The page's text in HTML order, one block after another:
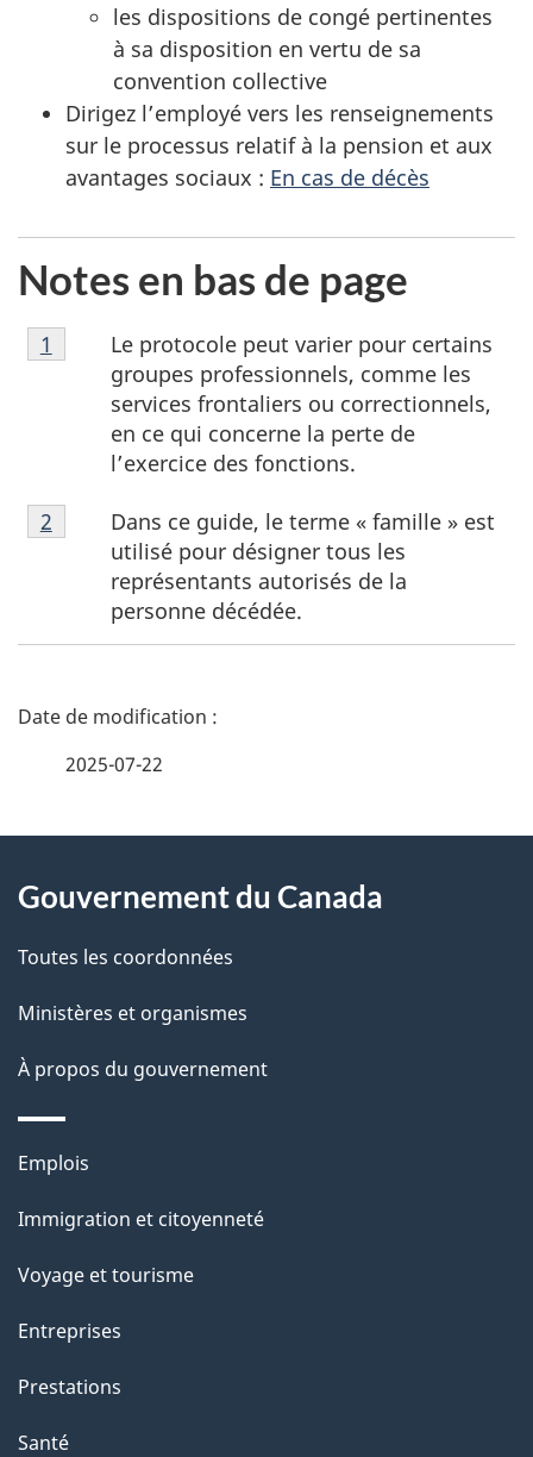
les dispositions de congé pertinentes
à sa disposition en vertu de sa
convention collective
Dirigez l’employé vers les renseignements
sur le processus relatif à la pension et aux
avantages sociaux : En cas de décès
Notes en bas de page
Note
en
Le protocole peut varier pour certains
groupes professionnels, comme les
services frontaliers ou correctionnels,
en ce qui concerne la perte de
l’exercice des fonctions.
Retour à la référence de la note en bas de page
1
Note
en
Dans ce guide, le terme « famille » est
utilisé pour désigner tous les
représentants autorisés de la
personne décédée.
Retour à la référence de la note en bas de page
2
D
i
l
s
d
e
l
a
p
a
g
e
2025-07-22
propos
de
ce
site
Gouvernement du Canada
Toutes les coordonnées
Ministères et organismes
À propos du gouvernement
Thèmes
sujets
Emplois
Immigration et citoyenneté
Voyage et tourisme
Entreprises
Prestations
Santé